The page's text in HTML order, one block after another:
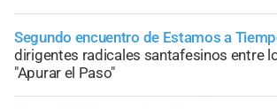
Segundo encuentro de Estamos a
dirigentes radicales santafesinos entre
"Apurar el Paso"